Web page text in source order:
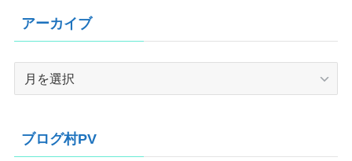
アーカイブ
ブ
ブログ村PV